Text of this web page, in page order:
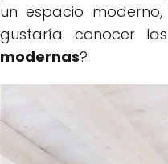
un espacio
gustaría conocer
modernas?